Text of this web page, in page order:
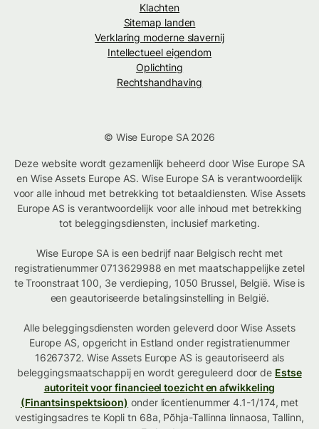
Klachten
Sitemap landen
Verklaring moderne slavernij
Intellectueel eigendom
Oplichting
Rechtshandhaving
© Wise Europe SA 2026
Deze website wordt gezamenlijk beheerd door Wise Europe SA
en Wise Assets Europe AS. Wise Europe SA is verantwoordelijk
voor alle inhoud met betrekking tot betaaldiensten. Wise Assets
Europe AS is verantwoordelijk voor alle inhoud met betrekking
tot beleggingsdiensten, inclusief marketing.
Wise Europe SA is een bedrijf naar Belgisch recht met
registratienummer 0713629988 en met maatschappelijke zetel
te Troonstraat 100, 3e verdieping, 1050 Brussel, België. Wise is
een geautoriseerde betalingsinstelling in België.
Alle beleggingsdiensten worden geleverd door Wise Assets
Europe AS, opgericht in Estland onder registratienummer
16267372. Wise Assets Europe AS is geautoriseerd als
beleggingsmaatschappij en wordt gereguleerd door de Estse
autoriteit voor financieel toezicht en afwikkeling
(Finantsinspektsioon) onder licentienummer 4.1-1/174, met
vestigingsadres te Kopli tn 68a, Põhja-Tallinna linnaosa, Tallinn,